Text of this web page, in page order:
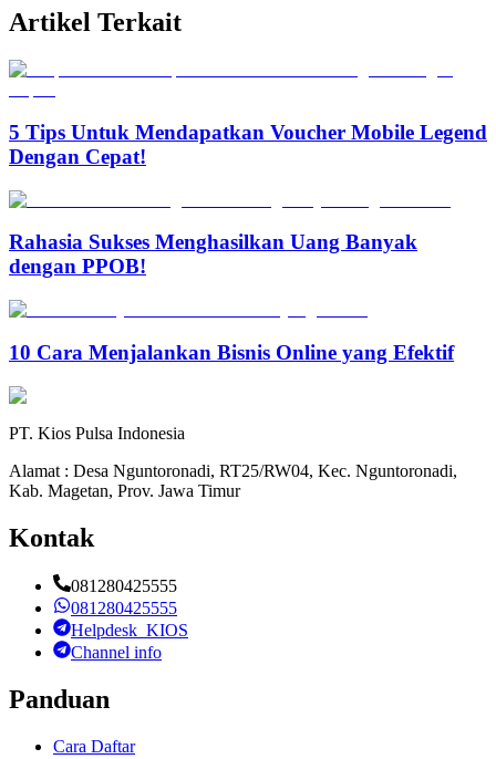
Artikel Terkait
5 Tips Untuk Mendapatkan Voucher Mobile Legend
Dengan Cepat!
Rahasia Sukses Menghasilkan Uang Banyak
dengan PPOB!
10 Cara Menjalankan Bisnis Online yang Efektif
PT. Kios Pulsa Indonesia
Alamat : Desa Nguntoronadi, RT25/RW04, Kec. Nguntoronadi,
Kab. Magetan, Prov. Jawa Timur
Kontak
081280425555
081280425555
Helpdesk_KIOS
Channel info
Panduan
Cara Daftar